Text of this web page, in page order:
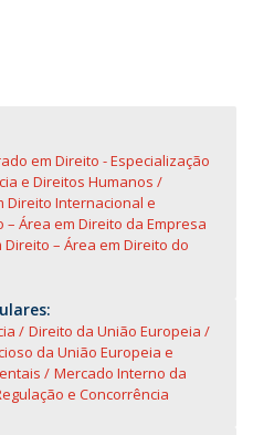
em Direito - Especialização
e Direitos Humanos
Direito Internacional e
Área em Direito da Empresa
– Área em Direito do
Direito da União Europeia
da União Europeia e
Mercado Interno da
e Concorrência